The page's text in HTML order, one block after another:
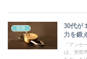
投資
30代が
力を鍛
「アンケ
は、突然